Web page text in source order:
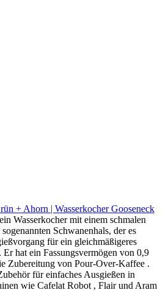
+ Ahorn | Wasserkocher Gooseneck
Wasserkocher mit einem schmalen
Schwanenhals, der es
für ein gleichmäßigeres
hat ein Fassungsvermögen von 0,9
Zubereitung von Pour-Over-Kaffee .
für einfaches Ausgießen in
wie Cafelat Robot , Flair und Aram